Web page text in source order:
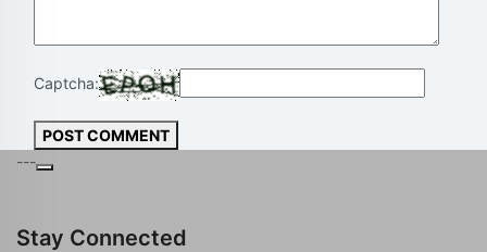
Captcha:
POST COMMENT
---
Stay Connected